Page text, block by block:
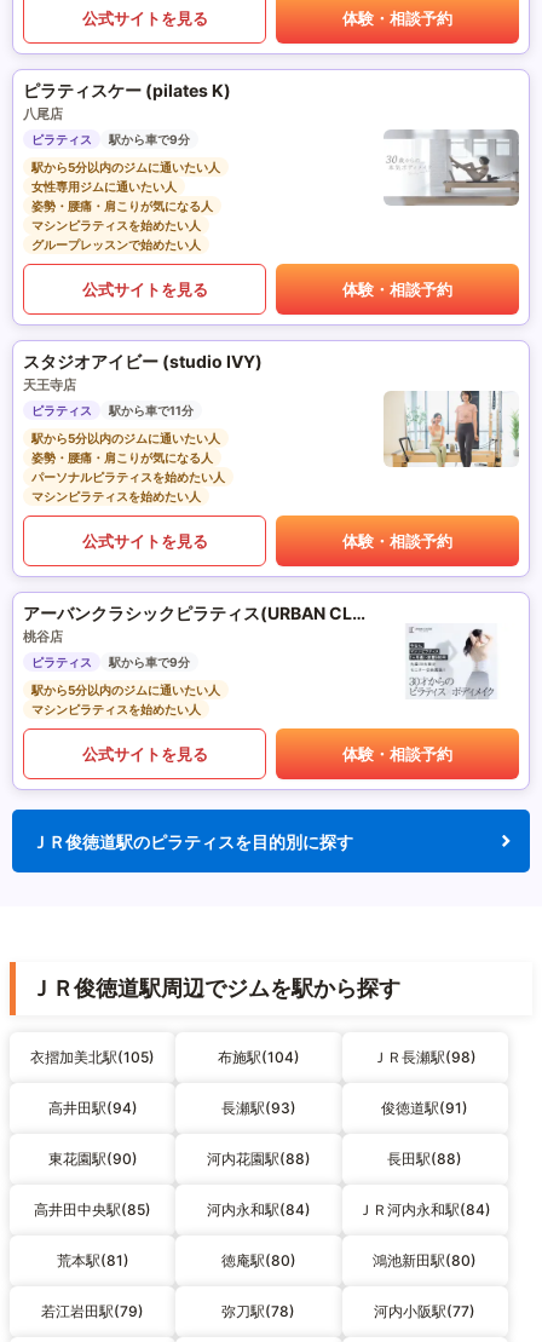
公式サイトを見る 体験・相談予約
ピラティスケー (pilates K)
八尾店
ピラティス
駅から車で9分
駅から5分以内のジムに通いたい人
女性専用ジムに通いたい人
姿勢・腰痛・肩こりが気になる人
マシンピラティスを始めたい人
グループレッスンで始めたい人
公式サイトを見る 体験・相談予約
スタジオアイビー (studio IVY)
天王寺店
ピラティス
駅から車で11分
駅から5分以内のジムに通いたい人
姿勢・腰痛・肩こりが気になる人
パーソナルピラティスを始めたい人
マシンピラティスを始めたい人
公式サイトを見る 体験・相談予約
アーバンクラシックピラティス(URBAN CLASSIC PILATES)
桃谷店
ピラティス
駅から車で9分
駅から5分以内のジムに通いたい人
マシンピラティスを始めたい人
公式サイトを見る 体験・相談予約
ＪＲ俊徳道駅のピラティスを目的別に探す
ＪＲ俊徳道駅周辺でジムを駅から探す
衣摺加美北駅(105) 布施駅(104) ＪＲ長瀬駅(98)
高井田駅(94) 長瀬駅(93) 俊徳道駅(91)
東花園駅(90) 河内花園駅(88) 長田駅(88)
高井田中央駅(85) 河内永和駅(84) ＪＲ河内永和駅(84)
荒本駅(81) 徳庵駅(80) 鴻池新田駅(80)
若江岩田駅(79) 弥刀駅(78) 河内小阪駅(77)